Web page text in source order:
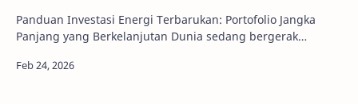
Panduan Investasi Energi Terbarukan: Portofolio Jangka
Panjang yang Berkelanjutan Dunia sedang bergerak